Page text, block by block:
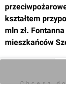
kształtem
mln zł.
mieszkańców
Chcesz